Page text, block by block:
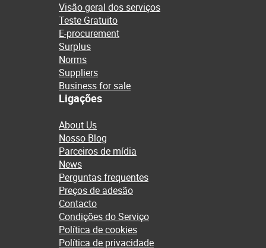
Visão geral dos serviços
Teste Gratuito
E-procurement
Surplus
Norms
Suppliers
Business for sale
Ligações
About Us
Nosso Blog
Parceiros de mídia
News
Perguntas frequentes
Preços de adesão
Contacto
Condições do Serviço
Política de cookies
Política de privacidade